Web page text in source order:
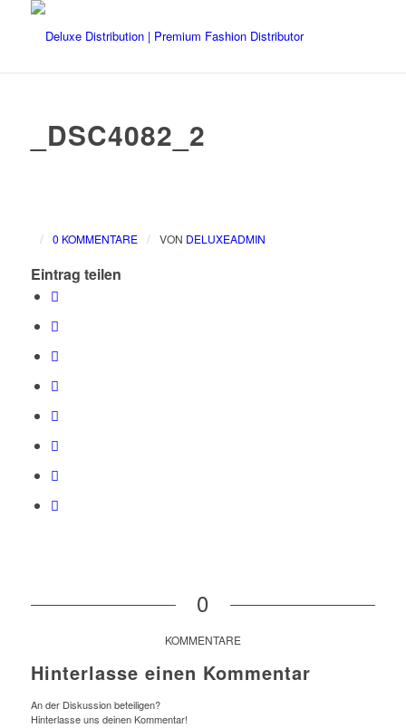
_DSC4082_2
/ 0 KOMMENTARE / VON DELUXEADMIN
Eintrag teilen
0
KOMMENTARE
Hinterlasse einen Kommentar
An der Diskussion beteiligen?
Hinterlasse uns deinen Kommentar!